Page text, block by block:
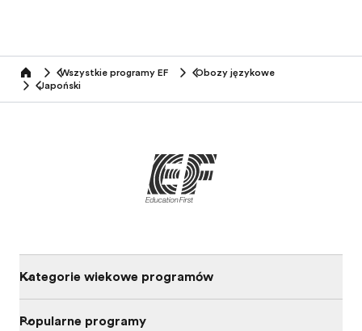
home Wszystkie programy EF
Obozy językowe
Japoński
Kategorie wiekowe programów
Popularne programy